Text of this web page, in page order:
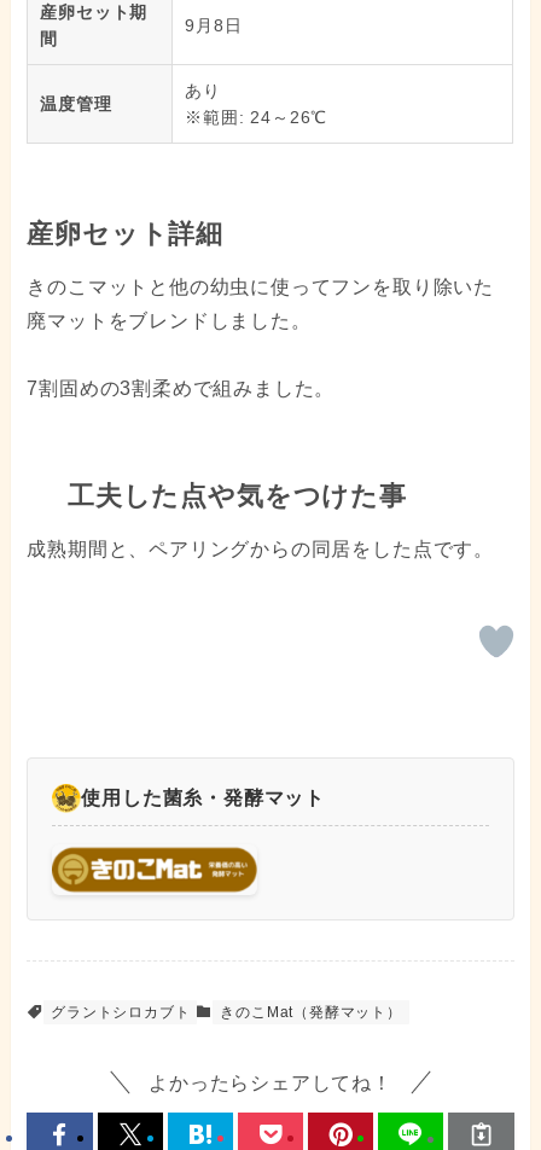
産卵セット期
間
9月8日
温度管理
あり
※範囲: 24～26℃
産卵セット詳細
きのこマットと他の幼虫に使ってフンを取り除いた
廃マットをブレンドしました。
7割固めの3割柔めで組みました。
工夫した点や気をつけた事
成熟期間と、ペアリングからの同居をした点です。
使用した菌糸・発酵マット
グラントシロカブト きのこMat（発酵マット）
よかったらシェアしてね！